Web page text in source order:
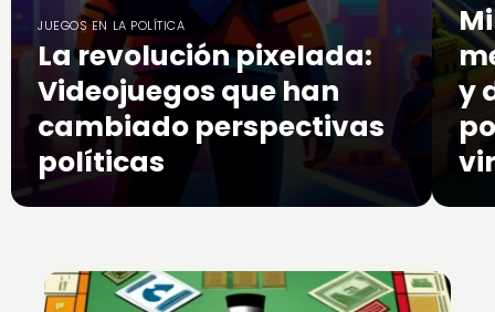
JUEGOS EN LA POLÍTICA
La revolución pixelada:
Videojuegos que han
cambiado perspectivas
políticas
y